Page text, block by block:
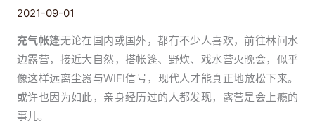
2021-09-01
充气帐篷无论在国内或国外，都有不少人喜欢，前往林间水
边露营，接近大自然，搭帐篷、野炊、戏水营火晚会，似乎
像这样远离尘嚣与WIFI信号，现代人才能真正地放松下来。
或许也因为如此，亲身经历过的人都发现，露营是会上瘾的
事儿。